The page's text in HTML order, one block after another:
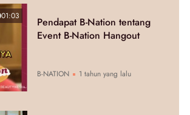
01:03
Pendapat B-Nation tentang
Event B-Nation Hangout
B-NATION 1 tahun yang lalu